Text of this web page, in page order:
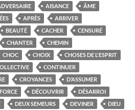
AISANCE
ÂME
APRÈS
ARRIVER
BEAUTÉ CACHER
CENSURÉ
CHANTER
CHEMIN
CHOC CHOIX
CHOSES DE L'ESPRIT
CONTINUER
CROYANCES
D’ASSUMER
DÉCOUVRIR
DÉSARROI
DEUX SEMEURS DEVINER
DIEU